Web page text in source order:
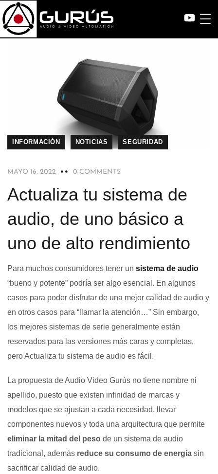
INFORMACIÓN NOTICIAS SEGURIDAD
MAYO 16, 2022 0 COMMENTS
Actualiza tu sistema de
audio, de uno básico a
uno de alto rendimiento
Para muchos consumidores tener un sistema de audio
“bueno y potente” podría ser algo esencial. En algunos
casos para poder disfrutar de una mejor calidad de audio y
en otros casos para “llamar la atención…” Sin embargo,
los mejores sistemas de serie generalmente están
reservados para las versiones más caras y completas,
pero Actualiza tu sistema de audio es fácil.
La propuesta de Audio Video Gurús no tiene nombre ni
apellido, puesto que existen infinidad de marcas y
modelos que se ajustan a cada necesidad, llevar
componentes nuevos y toda una arquitectura que permite
eliminar la mitad del peso de un sistema de audio
tradicional, además reduce su consumo de energía sin
sacrificar calidad de audio.